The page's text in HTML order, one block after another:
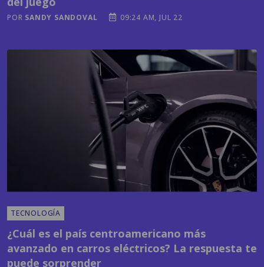
avanzado en carros eléctricos? La respuesta te
puede sorprender
EMISORAS UNIDAS 03:41 PM, JUL 21